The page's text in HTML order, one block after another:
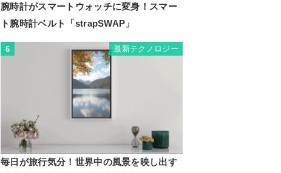
腕時計がスマートウォッチに変身！スマー
ト腕時計ベルト「strapSWAP」
6 最新テクノロジー
毎日が旅行気分！世界中の風景を映し出す